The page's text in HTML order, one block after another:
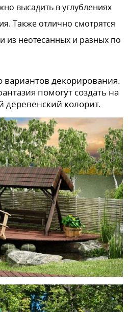
высадить в углублениях
Также отлично смотрятся
из неотесанных и разных по
декорирования.
помогут создать на
деревенский колорит.